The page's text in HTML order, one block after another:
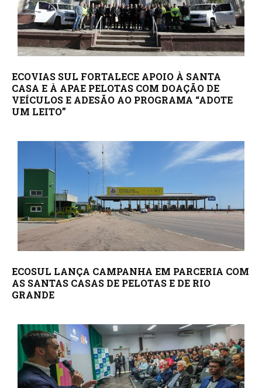
ECOVIAS SUL FORTALECE APOIO À SANTA
CASA E À APAE PELOTAS COM DOAÇÃO DE
VEÍCULOS E ADESÃO AO PROGRAMA “ADOTE
UM LEITO”
ECOSUL LANÇA CAMPANHA EM PARCERIA COM
AS SANTAS CASAS DE PELOTAS E DE RIO
GRANDE